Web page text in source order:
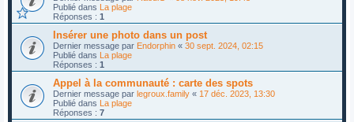
Publié dans La plage
Réponses : 1
Insérer une photo dans un post
Dernier message par Endorphin « 30 sept. 2024, 02:15
Publié dans La plage
Réponses : 1
Appel à la communauté : carte des spots
Dernier message par legroux.family « 17 déc. 2023, 13:30
Publié dans La plage
Réponses : 7